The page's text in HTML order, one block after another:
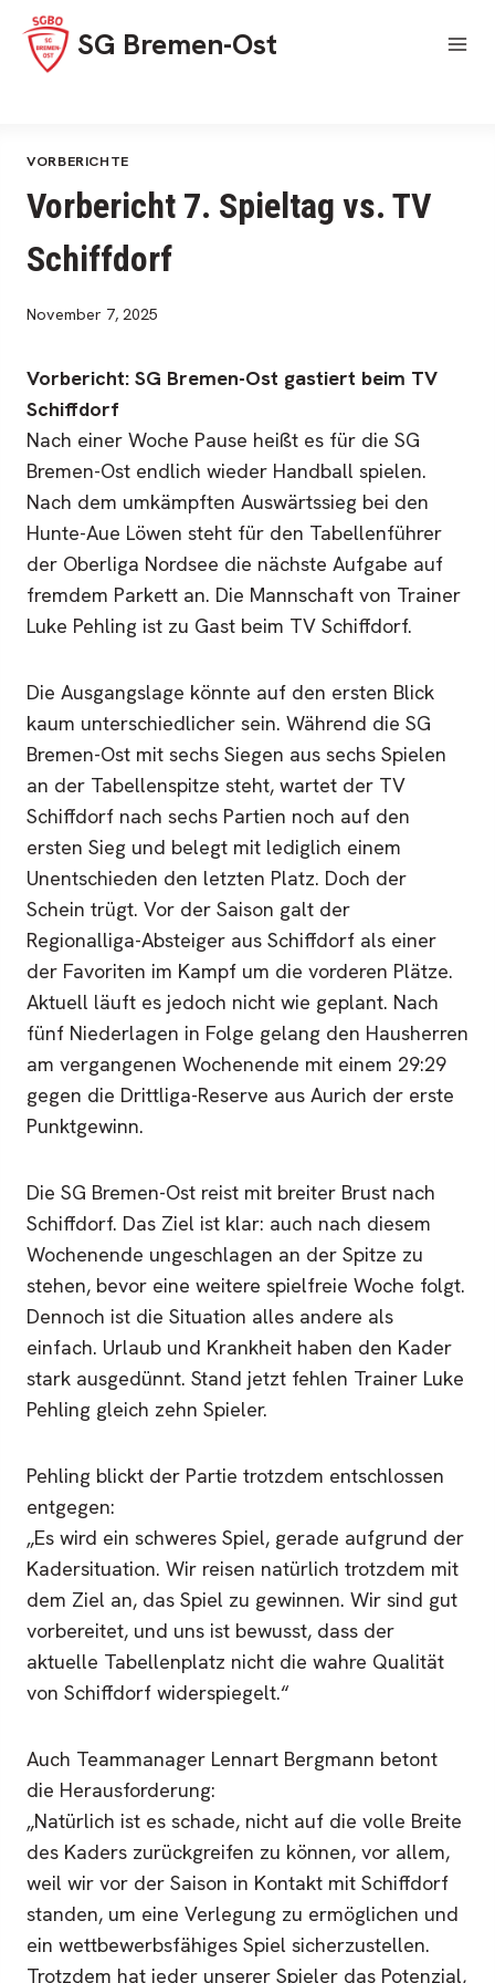
Skip
content
SG Bremen-Ost
VORBERICHTE
Vorbericht 7. Spieltag vs. TV
Schiffdorf
November 7, 2025
Vorbericht: SG Bremen-Ost gastiert beim TV
Schiffdorf
Nach einer Woche Pause heißt es für die SG
Bremen-Ost endlich wieder Handball spielen.
Nach dem umkämpften Auswärtssieg bei den
Hunte-Aue Löwen steht für den Tabellenführer
der Oberliga Nordsee die nächste Aufgabe auf
fremdem Parkett an. Die Mannschaft von Trainer
Luke Pehling ist zu Gast beim TV Schiffdorf.
Die Ausgangslage könnte auf den ersten Blick
kaum unterschiedlicher sein. Während die SG
Bremen-Ost mit sechs Siegen aus sechs Spielen
an der Tabellenspitze steht, wartet der TV
Schiffdorf nach sechs Partien noch auf den
ersten Sieg und belegt mit lediglich einem
Unentschieden den letzten Platz. Doch der
Schein trügt. Vor der Saison galt der
Regionalliga-Absteiger aus Schiffdorf als einer
der Favoriten im Kampf um die vorderen Plätze.
Aktuell läuft es jedoch nicht wie geplant. Nach
fünf Niederlagen in Folge gelang den Hausherren
am vergangenen Wochenende mit einem 29:29
gegen die Drittliga-Reserve aus Aurich der erste
Punktgewinn.
Die SG Bremen-Ost reist mit breiter Brust nach
Schiffdorf. Das Ziel ist klar: auch nach diesem
Wochenende ungeschlagen an der Spitze zu
stehen, bevor eine weitere spielfreie Woche folgt.
Dennoch ist die Situation alles andere als
einfach. Urlaub und Krankheit haben den Kader
stark ausgedünnt. Stand jetzt fehlen Trainer Luke
Pehling gleich zehn Spieler.
Pehling blickt der Partie trotzdem entschlossen
entgegen:
„Es wird ein schweres Spiel, gerade aufgrund der
Kadersituation. Wir reisen natürlich trotzdem mit
dem Ziel an, das Spiel zu gewinnen. Wir sind gut
vorbereitet, und uns ist bewusst, dass der
aktuelle Tabellenplatz nicht die wahre Qualität
von Schiffdorf widerspiegelt.“
Auch Teammanager Lennart Bergmann betont
die Herausforderung:
„Natürlich ist es schade, nicht auf die volle Breite
des Kaders zurückgreifen zu können, vor allem,
weil wir vor der Saison in Kontakt mit Schiffdorf
standen, um eine Verlegung zu ermöglichen und
ein wettbewerbsfähiges Spiel sicherzustellen.
Trotzdem hat jeder unserer Spieler das Potenzial,